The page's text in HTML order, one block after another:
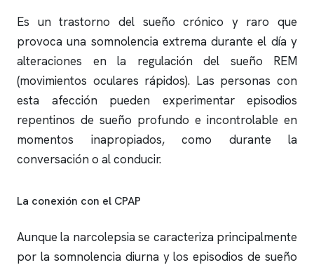
Es un trastorno del sueño crónico y raro que
provoca una somnolencia extrema durante el día y
alteraciones en la regulación del sueño REM
(movimientos oculares rápidos). Las personas con
esta afección pueden experimentar episodios
repentinos de sueño profundo e incontrolable en
momentos inapropiados, como durante la
conversación o al conducir.
La conexión con el CPAP
Aunque la narcolepsia se caracteriza principalmente
por la somnolencia diurna y los episodios de sueño